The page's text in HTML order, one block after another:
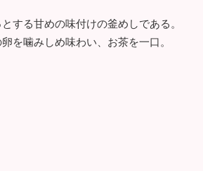
する甘めの味付けの釜めしである。
を噛みしめ味わい、お茶を一口。